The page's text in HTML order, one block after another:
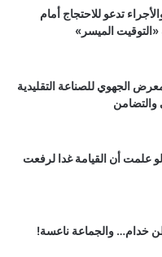
تدعو للاحتجاج أمام
«التوقيت الميسر»
الجهوي للصناعة التقليدية
والتضامن
علمت أن القيامة غدا لرفعت
خدام… والجماعة ناعسة!